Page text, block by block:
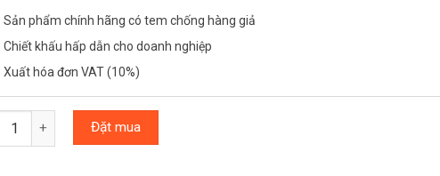
Sản phẩm chính hãng có tem chống hàng giả
Chiết khấu hấp dẫn cho doanh nghiệp
Xuất hóa đơn VAT (10%)
quà SBEE 20/11 - (Saffron chính hãng + Đông trùng hạ thảo + Trà hoa) số
Đặt mua